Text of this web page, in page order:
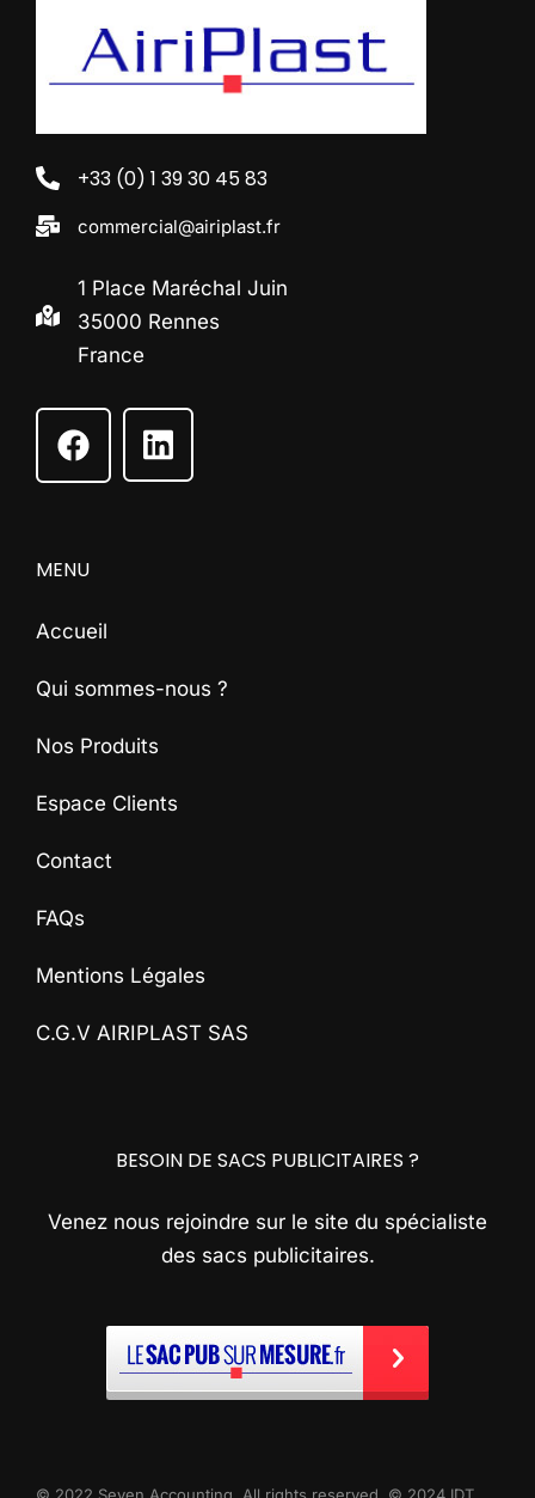
+33 (0) 1 39 30 45 83
commercial@airiplast.fr
1 Place Maréchal Juin
35000 Rennes
France
MENU
Accueil
Qui sommes-nous ?
Nos Produits
Espace Clients
Contact
FAQs
Mentions Légales
C.G.V AIRIPLAST SAS
BESOIN DE SACS PUBLICITAIRES ?
Venez nous rejoindre sur le site du spécialiste
des sacs publicitaires.